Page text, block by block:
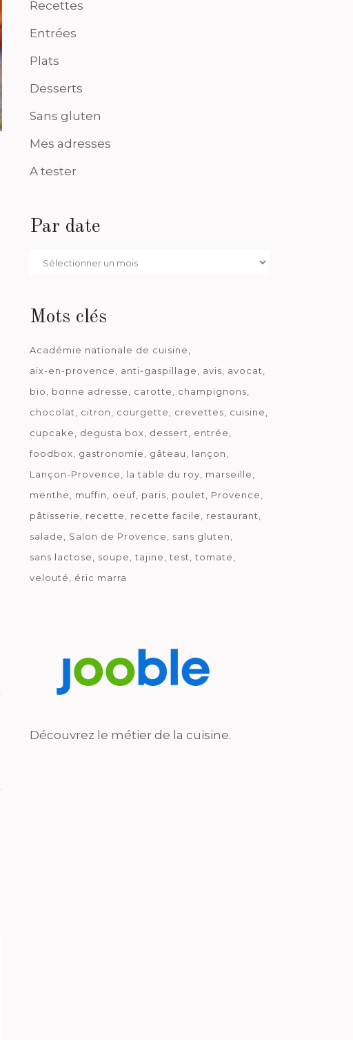
Recettes
Entrées
Plats
Desserts
Sans gluten
Mes adresses
A tester
Par date
Par
Mots clés
Académie nationale de cuisine
aix-en-provence
anti-gaspillage avis
avocat
bio
bonne adresse carotte
champignons
chocolat
citron courgette crevettes
cuisine
cupcake
degusta box dessert
entrée
foodbox
gastronomie gâteau
lançon
Lançon-Provence
la table du roy
marseille
menthe
muffin oeuf paris poulet
Provence
pâtisserie
recette recette facile
restaurant
salade
Salon de Provence
sans gluten
sans lactose
soupe tajine test
tomate
velouté
éric marra
Découvrez le métier de la cuisine.